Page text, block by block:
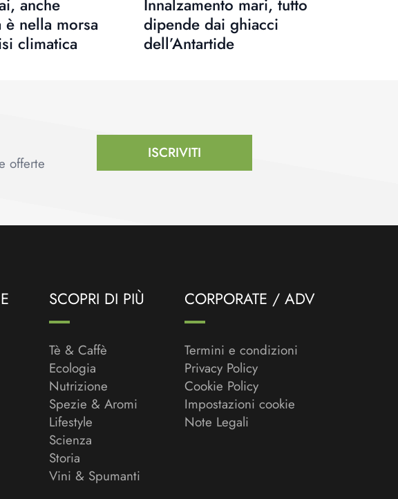
anche
è nella morsa
climatica
Innalzamento mari, tutto
dipende dai ghiacci
dell’Antartide
offerte
ISCRIVITI
SCOPRI DI PIÙ
Tè & Caffè
Ecologia
Nutrizione
Spezie & Aromi
Lifestyle
Scienza
Storia
Vini & Spumanti
CORPORATE / ADV
Termini e condizioni
Privacy Policy
Cookie Policy
Impostazioni cookie
Note Legali